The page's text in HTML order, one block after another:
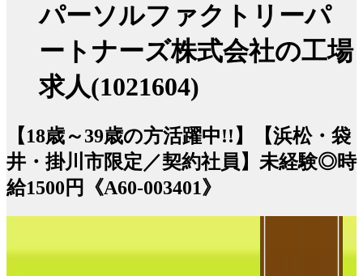
パーソルファクトリーパ
ートナーズ株式会社の工場
求人(1021604)
【18歳～39歳の方活躍中!!】【浜松・袋
井・掛川市限定／契約社員】未経験◎時
給1500円《A60-003401》